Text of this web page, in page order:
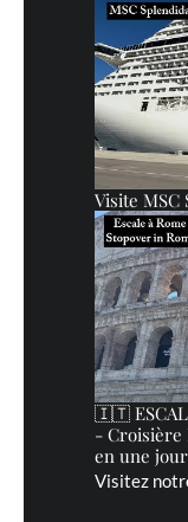
Visite MSC
🇮🇹
- Croisière
en une
Visitez